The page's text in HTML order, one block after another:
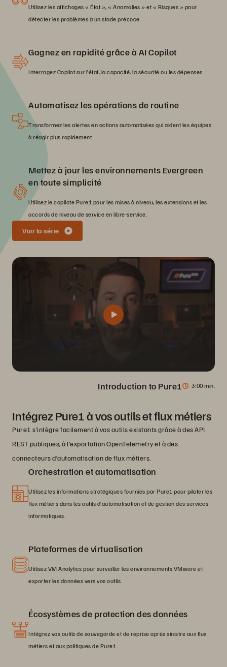
Utilisez les affichages « État », « Anomalies » et « Risques » pour
détecter les problèmes à un stade précoce.
Gagnez en rapidité grâce à AI Copilot
Interrogez Copilot sur l’état, la capacité, la sécurité ou les dépenses.
Automatisez les opérations de routine
Transformez les alertes en actions automatisées qui aident les équipes
à réagir plus rapidement.
Mettez à jour les environnements Evergreen
en toute simplicité
Utilisez le copilote Pure1 pour les mises à niveau, les extensions et les
accords de niveau de service en libre-service.
Voir la série
Introduction to Pure1 3 00 min.
Intégrez Pure1 à vos outils et flux métiers
Pure1 s’intègre facilement à vos outils existants grâce à des API
REST publiques, à l’exportation OpenTelemetry et à des
connecteurs d’automatisation de flux métiers.
Orchestration et automatisation
Utilisez les informations stratégiques fournies par Pure1 pour piloter les
flux métiers dans les outils d’automatisation et de gestion des services
informatiques.
Plateformes de virtualisation
Utilisez VM Analytics pour surveiller les environnements VMware et
exporter les données vers vos outils.
Écosystèmes de protection des données
Intégrez vos outils de sauvegarde et de reprise après sinistre aux flux
métiers et aux politiques de Pure1.